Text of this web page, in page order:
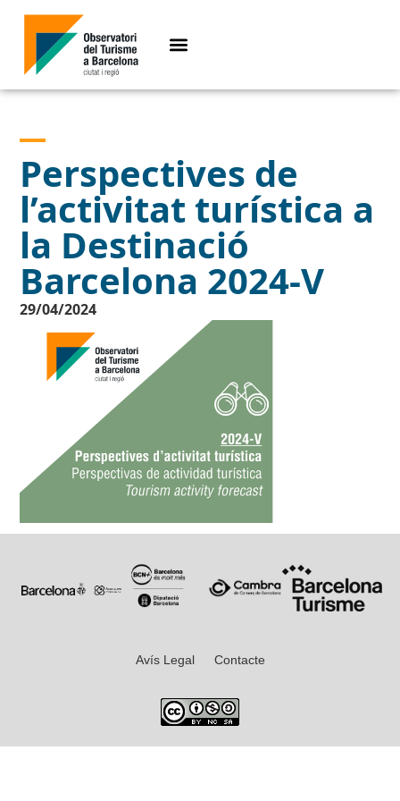
Perspectives de
l’activitat turística a
la Destinació
Barcelona 2024-V
29/04/2024
Avís Legal Contacte